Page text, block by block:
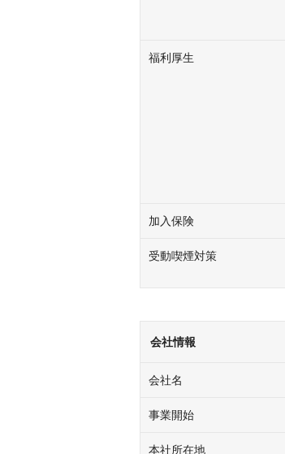
福利厚生
加入保険
受動喫煙対策
会社情報
会社名
事業開始
本社所在地